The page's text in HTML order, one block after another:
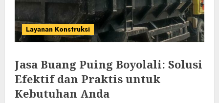
Layanan Konstruksi
Jasa Buang Puing Boyolali: Solusi
Efektif dan Praktis untuk
Kebutuhan Anda